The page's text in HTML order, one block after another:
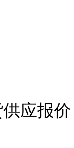
应报价